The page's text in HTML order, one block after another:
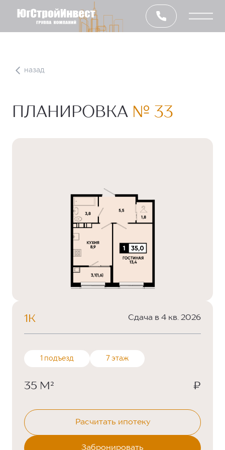
назад
ПЛАНИРОВКА № 33
1К Сдача в 4 кв. 2026
1 подъезд 7 этаж
35 М² ₽
Расчитать ипотеку
Забронировать